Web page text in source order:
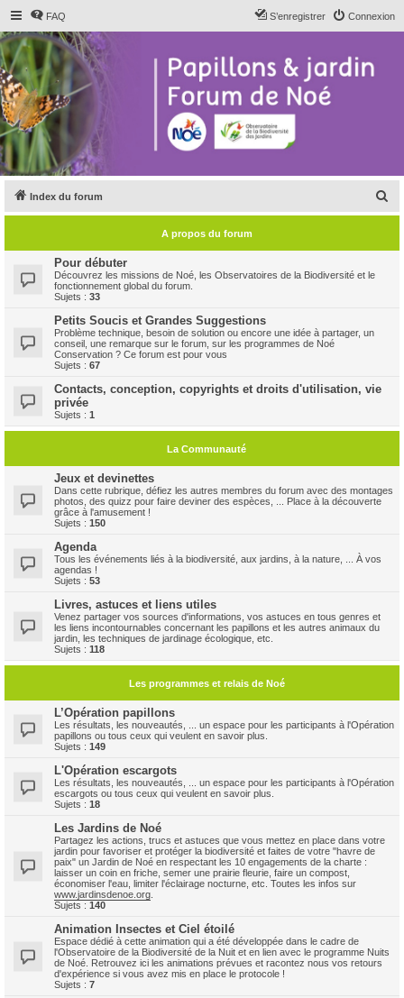
FAQ Connexion
S’enregistrer
Index du forum
e
A propos du forum
Pour débuter
Découvrez les missions de Noé, les Observatoires de la Biodiversité et le
fonctionnement global du forum.
Sujets : 33
Petits Soucis et Grandes Suggestions
Problème technique, besoin de solution ou encore une idée à partager, un
conseil, une remarque sur le forum, sur les programmes de Noé
Conservation ? Ce forum est pour vous
Sujets : 67
Contacts, conception, copyrights et droits d'utilisation, vie
privée
Sujets : 1
La Communauté
Jeux et devinettes
Dans cette rubrique, défiez les autres membres du forum avec des montages
photos, des quizz pour faire deviner des espèces, ... Place à la découverte
grâce à l'amusement !
Sujets : 150
Agenda
Tous les événements liés à la biodiversité, aux jardins, à la nature, ... À vos
agendas !
Sujets : 53
Livres, astuces et liens utiles
Venez partager vos sources d'informations, vos astuces en tous genres et
les liens incontournables concernant les papillons et les autres animaux du
jardin, les techniques de jardinage écologique, etc.
Sujets : 118
Les programmes et relais de Noé
L’Opération papillons
Les résultats, les nouveautés, ... un espace pour les participants à l'Opération
papillons ou tous ceux qui veulent en savoir plus.
Sujets : 149
L'Opération escargots
Les résultats, les nouveautés, ... un espace pour les participants à l'Opération
escargots ou tous ceux qui veulent en savoir plus.
Sujets : 18
Les Jardins de Noé
Partagez les actions, trucs et astuces que vous mettez en place dans votre
jardin pour favoriser et protéger la biodiversité et faites de votre "havre de
paix" un Jardin de Noé en respectant les 10 engagements de la charte :
laisser un coin en friche, semer une prairie fleurie, faire un compost,
économiser l'eau, limiter l'éclairage nocturne, etc. Toutes les infos sur
www.jardinsdenoe.org
Sujets : 140
Animation Insectes et Ciel étoilé
Espace dédié à cette animation qui a été développée dans le cadre de
l'Observatoire de la Biodiversité de la Nuit et en lien avec le programme Nuits
de Noé. Retrouvez ici les animations prévues et racontez nous vos retours
d'expérience si vous avez mis en place le protocole !
Sujets : 7